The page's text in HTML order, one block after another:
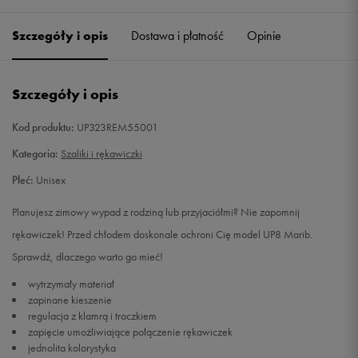
M Powiadom o dostępności
Szczegóły i opis Dostawa i płatność Opinie
Szczegóły i opis
Kod produktu: UP323REM55001
Kategoria: Szaliki i rękawiczki
Płeć: Unisex
Planujesz zimowy wypad z rodziną lub przyjaciółmi? Nie zapomnij
rękawiczek! Przed chłodem doskonale ochroni Cię model UP8 Marib.
Sprawdź, dlaczego warto go mieć!
wytrzymały materiał
zapinane kieszenie
regulacja z klamrą i troczkiem
zapięcie umożliwiające połączenie rękawiczek
jednolita kolorystyka